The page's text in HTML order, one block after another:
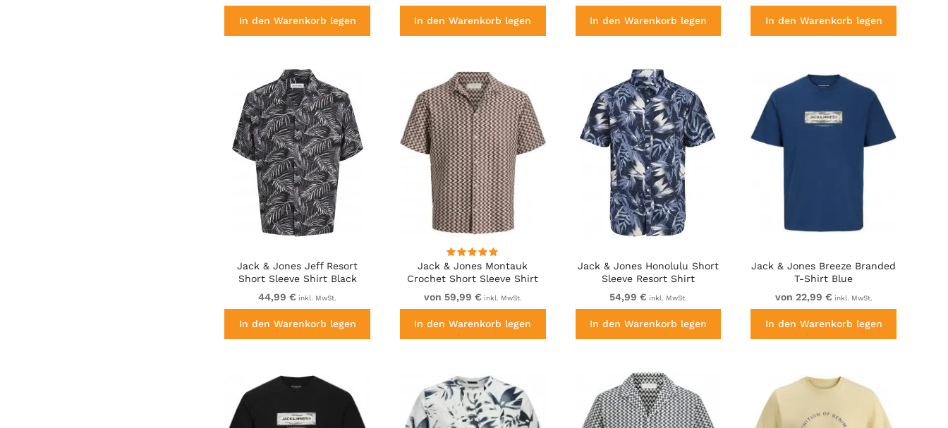
In den Warenkorb legen In den Warenkorb legen In den Warenkorb legen In den Warenkorb legen
Jack & Jones Jeff Resort
Short Sleeve Shirt Black
44,99 € inkl. MwSt.
In den Warenkorb legen
Jack & Jones Montauk
Crochet Short Sleeve Shirt
Dark Red
von 59,99 € inkl. MwSt.
In den Warenkorb legen
Jack & Jones Honolulu Short
Sleeve Resort Shirt
54,99 € inkl. MwSt.
In den Warenkorb legen
Jack & Jones Breeze Branded
T-Shirt Blue
von 22,99 € inkl. MwSt.
In den Warenkorb legen